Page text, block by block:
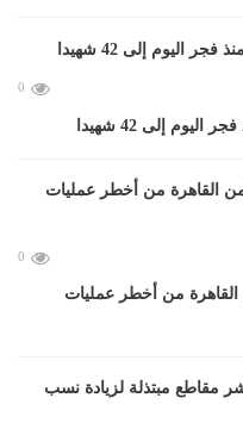
0
إلى 42 شهيدا
0
القاهرة من أخطر عمليات